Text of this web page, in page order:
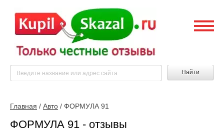
Найти
Главная / Авто / ФОРМУЛА 91
ФОРМУЛА 91 - отзывы